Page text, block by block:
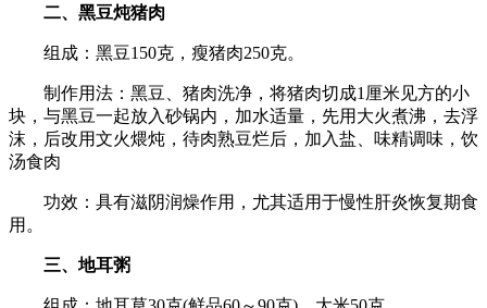
二、黑豆炖猪肉
组成：黑豆150克，瘦猪肉250克。
制作用法：黑豆、猪肉洗净，将猪肉切成1厘米见方的小
块，与黑豆一起放入砂锅内，加水适量，先用大火煮沸，去浮
沫，后改用文火煨炖，待肉熟豆烂后，加入盐、味精调味，饮
汤食肉
功效：具有滋阴润燥作用，尤其适用于慢性肝炎恢复期食
用。
三、地耳粥